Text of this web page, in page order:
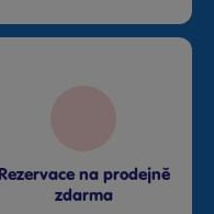
Rezervace na prodejně
zdarma